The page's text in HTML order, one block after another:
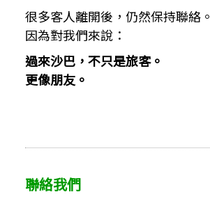
很多客人離開後，仍然保持聯絡。
因為對我們來說：
過來沙巴，不只是旅客。
更像朋友。
聯絡我們